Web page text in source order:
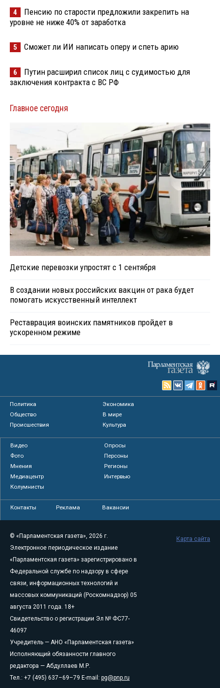
4
Пенсию по старости предложили закрепить на
уровне не ниже 40% от заработка
5 Сможет ли ИИ написать оперу и спеть арию
6
Путин расширил список лиц с судимостью для
заключения контракта с ВС РФ
Главное сегодня
Детские перевозки упростят с 1 сентября
В создании новых российских вакцин от рака будет
помогать искусственный интеллект
Реставрация воинских памятников пройдет в
ускоренном режиме
Политика
Экономика
Общество
В мире
Происшествия
Культура
Видео
Опросы
Фото
Персоны
Мнения
Регионы
Медиацентр
Интервью
Колумнисты
Контакты Реклама Вакансии
© «Парламентская газета», 2026 г.
Электронное периодическое издание
«Парламентская газета» зарегистрировано в
Федеральной службе по надзору в сфере
связи, информационных технологий и
массовых коммуникаций (Роскомнадзор) 05
августа 2011 года. 18+
Свидетельство о регистрации Эл № ФС77-
46097
Учредитель — АНО «Парламентская газета»
Исполняющий обязанности главного
редактора — Абдуллаев М.Р.
Тел.: +7 (495) 637–69–79 E-mail: pg@pnp.ru
Карта сайта